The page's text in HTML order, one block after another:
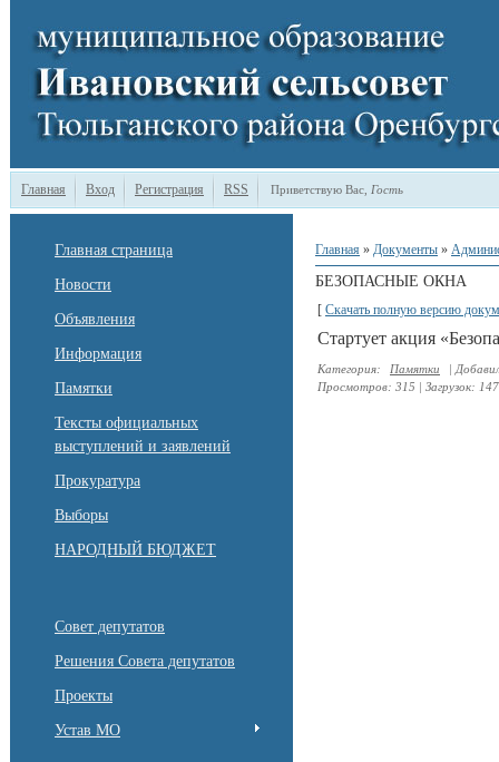
Главная Вход Регистрация RSS Приветствую Вас Гость
Главная страница
Новости
Объявления
Информация
Памятки
Тексты официальных
выступлений и заявлений
Прокуратура
Выборы
НАРОДНЫЙ БЮДЖЕТ
Совет депутатов
Решения Совета депутатов
Проекты
Устав МО
Главная » Документы »
БЕЗОПАСНЫЕ ОКНА
[ Скачать полную версию
Стартует акция
Категория: Памятки |
Просмотров: 315 | Загрузок: 147